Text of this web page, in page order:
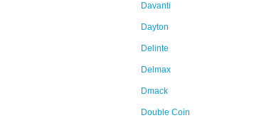
Davanti
Dayton
Delinte
Delmax
Dmack
Double Coin